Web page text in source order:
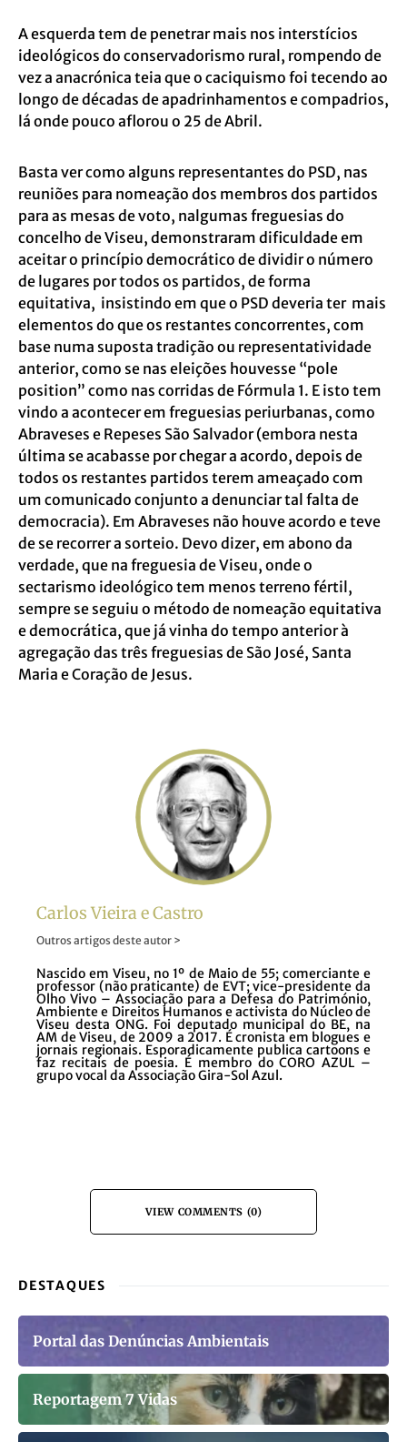
A esquerda tem de penetrar mais nos interstícios
ideológicos do conservadorismo rural, rompendo de
vez a anacrónica teia que o caciquismo foi tecendo ao
longo de décadas de apadrinhamentos e compadrios,
lá onde pouco aflorou o 25 de Abril.
Basta ver como alguns representantes do PSD, nas
reuniões para nomeação dos membros dos partidos
para as mesas de voto, nalgumas freguesias do
concelho de Viseu, demonstraram dificuldade em
aceitar o princípio democrático de dividir o número
de lugares por todos os partidos, de forma
equitativa, insistindo em que o PSD deveria ter mais
elementos do que os restantes concorrentes, com
base numa suposta tradição ou representatividade
anterior, como se nas eleições houvesse “pole
position” como nas corridas de Fórmula 1. E isto tem
vindo a acontecer em freguesias periurbanas, como
Abraveses e Repeses São Salvador (embora nesta
última se acabasse por chegar a acordo, depois de
todos os restantes partidos terem ameaçado com
um comunicado conjunto a denunciar tal falta de
democracia). Em Abraveses não houve acordo e teve
de se recorrer a sorteio. Devo dizer, em abono da
verdade, que na freguesia de Viseu, onde o
sectarismo ideológico tem menos terreno fértil,
sempre se seguiu o método de nomeação equitativa
e democrática, que já vinha do tempo anterior à
agregação das três freguesias de São José, Santa
Maria e Coração de Jesus.
Carlos Vieira e Castro
Outros artigos deste autor >
Nascido em Viseu, no 1º de Maio de 55; comerciante e
professor (não praticante) de EVT; vice-presidente da
Olho Vivo – Associação para a Defesa do Património,
Ambiente e Direitos Humanos e activista do Núcleo de
Viseu desta ONG. Foi deputado municipal do BE, na
AM de Viseu, de 2009 a 2017. É cronista em blogues e
jornais regionais. Esporadicamente publica cartoons e
faz recitais de poesia. É membro do CORO AZUL –
grupo vocal da Associação Gira-Sol Azul.
VIEW COMMENTS (0)
DESTAQUES
Portal das Denúncias Ambientais
Reportagem 7 Vidas